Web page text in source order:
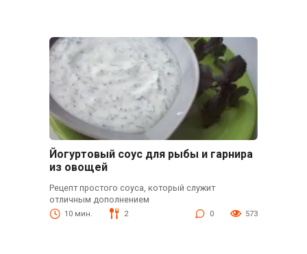
Йогуртовый соус для рыбы и гарнира
из овощей
Рецепт простого соуса, который служит
отличным дополнением
10 мин. 2 0 573